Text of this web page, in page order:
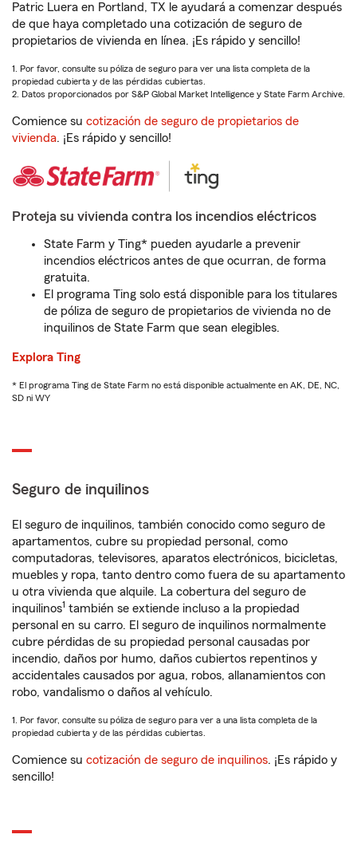
Patric Luera en Portland, TX le ayudará a comenzar después
de que haya completado una cotización de seguro de
propietarios de vivienda en línea. ¡Es rápido y sencillo!
1. Por favor, consulte su póliza de seguro para ver una lista completa de la
propiedad cubierta y de las pérdidas cubiertas.
2. Datos proporcionados por S&P Global Market Intelligence y State Farm Archive.
Comience su cotización de seguro de propietarios de
vivienda. ¡Es rápido y sencillo!
Proteja su vivienda contra los incendios eléctricos
State Farm y Ting* pueden ayudarle a prevenir
incendios eléctricos antes de que ocurran, de forma
gratuita.
El programa Ting solo está disponible para los titulares
de póliza de seguro de propietarios de vivienda no de
inquilinos de State Farm que sean elegibles.
Explora Ting
* El programa Ting de State Farm no está disponible actualmente en AK, DE, NC,
SD ni WY
Seguro de inquilinos
El seguro de inquilinos, también conocido como seguro de
apartamentos, cubre su propiedad personal, como
computadoras, televisores, aparatos electrónicos, bicicletas,
muebles y ropa, tanto dentro como fuera de su apartamento
u otra vivienda que alquile. La cobertura del seguro de
inquilinos1 también se extiende incluso a la propiedad
personal en su carro. El seguro de inquilinos normalmente
cubre pérdidas de su propiedad personal causadas por
incendio, daños por humo, daños cubiertos repentinos y
accidentales causados por agua, robos, allanamientos con
robo, vandalismo o daños al vehículo.
1. Por favor, consulte su póliza de seguro para ver a una lista completa de la
propiedad cubierta y de las pérdidas cubiertas.
Comience su cotización de seguro de inquilinos. ¡Es rápido y
sencillo!